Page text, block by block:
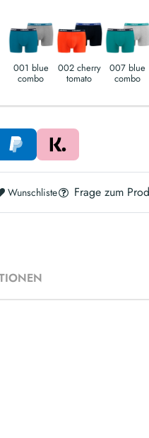
001 blue
combo
002 cherry
tomato
007 blue
combo
Wunschliste Frage zum